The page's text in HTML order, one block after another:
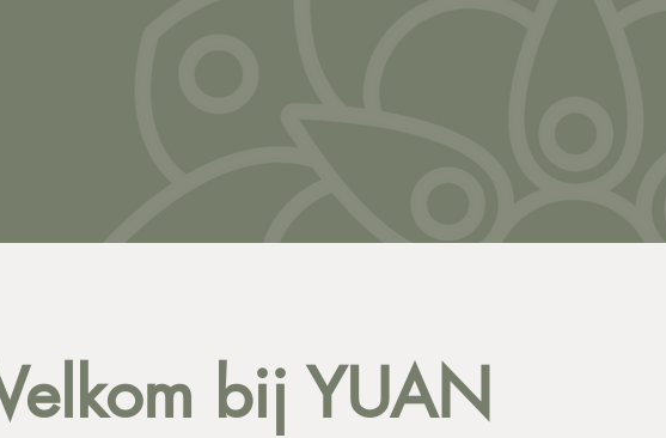
bij YUAN